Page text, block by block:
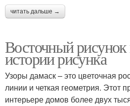
читать дальше →
Восточный рисунок
истории рисунка
Узоры дамаск – это цветочная
линии и четкая геометрия. Этот
интерьере домов более двух